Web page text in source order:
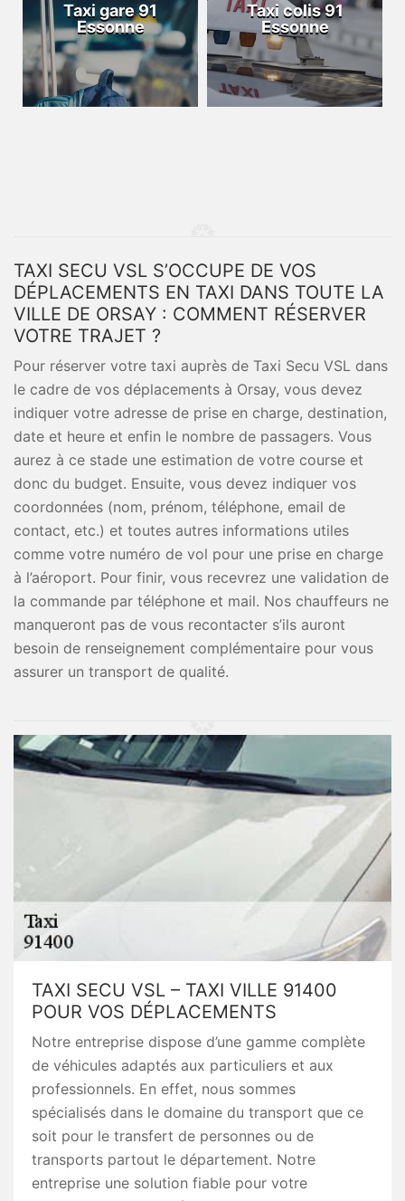
Taxi gare 91
Essonne
Taxi colis 91
Essonne
TAXI SECU VSL S’OCCUPE DE VOS
DÉPLACEMENTS EN TAXI DANS TOUTE LA
VILLE DE ORSAY : COMMENT RÉSERVER
VOTRE TRAJET ?
Pour réserver votre taxi auprès de Taxi Secu VSL dans
le cadre de vos déplacements à Orsay, vous devez
indiquer votre adresse de prise en charge, destination,
date et heure et enfin le nombre de passagers. Vous
aurez à ce stade une estimation de votre course et
donc du budget. Ensuite, vous devez indiquer vos
coordonnées (nom, prénom, téléphone, email de
contact, etc.) et toutes autres informations utiles
comme votre numéro de vol pour une prise en charge
à l’aéroport. Pour finir, vous recevrez une validation de
la commande par téléphone et mail. Nos chauffeurs ne
manqueront pas de vous recontacter s’ils auront
besoin de renseignement complémentaire pour vous
assurer un transport de qualité.
TAXI SECU VSL – TAXI VILLE 91400
POUR VOS DÉPLACEMENTS
Notre entreprise dispose d’une gamme complète
de véhicules adaptés aux particuliers et aux
professionnels. En effet, nous sommes
spécialisés dans le domaine du transport que ce
soit pour le transfert de personnes ou de
transports partout le département. Notre
entreprise une solution fiable pour votre